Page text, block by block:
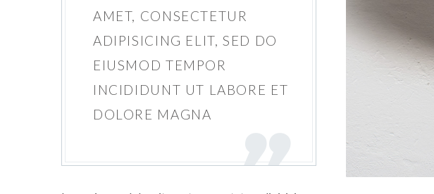
AMET, CONSECTETUR
ADIPISICING ELIT, SED DO
EIUSMOD TEMPOR
INCIDIDUNT UT LABORE ET
DOLORE MAGNA